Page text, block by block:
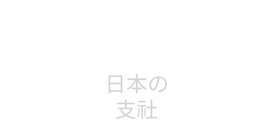
日本の
支社